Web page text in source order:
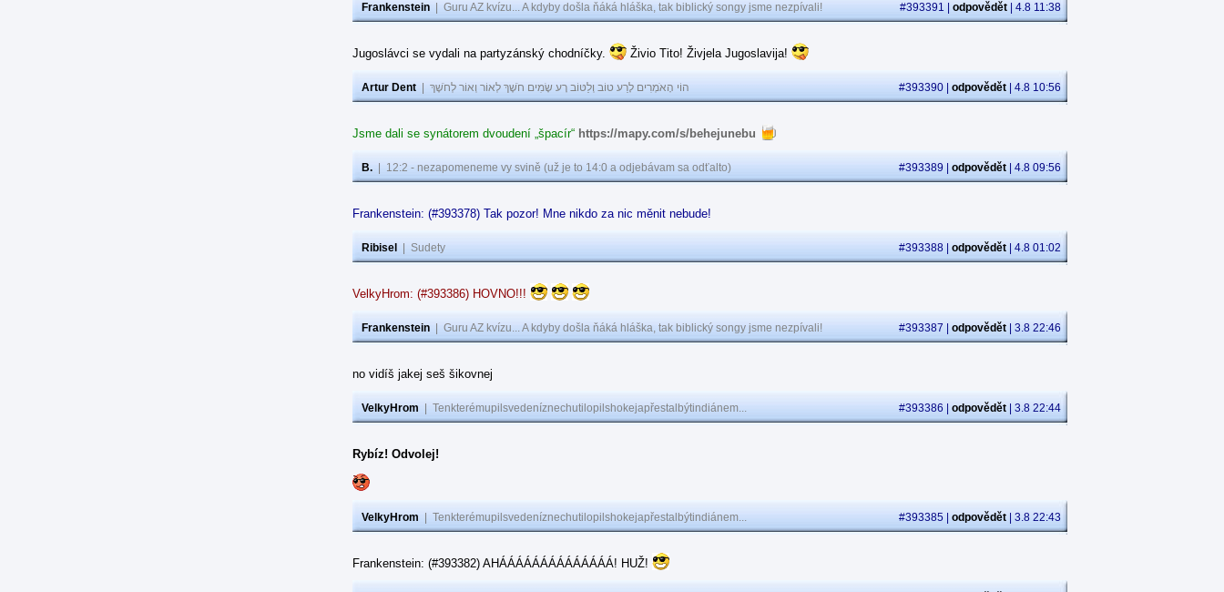
Frankenstein Guru AZ kvízu... A kdyby došla ňáká hláška, tak biblický songy jsme nezpívali! #393391 | odpovědět | 4.8 11:38
Jugoslávci se vydali na partyzánský chodníčky. Živio Tito! Živjela Jugoslavija!
Artur Dent הוֹי הָאֹמְרִים לָרַע טוֹב וְלַטּוֹב רָע שָׂמִים חֹשֶׁךְ לְאוֹר וְאוֹר לְחֹשֶׁךְ #393390 | odpovědět | 4.8 10:56
Jsme dali se synátorem dvoudení „špacír“ https://mapy.com/s/behejunebu
B. 12:2 - nezapomeneme vy svině (už je to 14:0 a odjebávam sa odťalto) #393389 | odpovědět | 4.8 09:56
Frankenstein: (#393378) Tak pozor! Mne nikdo za nic měnit nebude!
Ribisel Sudety #393388 | odpovědět | 4.8 01:02
VelkyHrom: (#393386) HOVNO!!!
Frankenstein Guru AZ kvízu... A kdyby došla ňáká hláška, tak biblický songy jsme nezpívali! #393387 | odpovědět | 3.8 22:46
no vidíš jakej seš šikovnej
VelkyHrom Tenkterémupilsvedeníznechutilopilshokejapřestalbýtindiánem... #393386 | odpovědět | 3.8 22:44
Rybíz! Odvolej!
VelkyHrom Tenkterémupilsvedeníznechutilopilshokejapřestalbýtindiánem... #393385 | odpovědět | 3.8 22:43
Frankenstein: (#393382) AHÁÁÁÁÁÁÁÁÁÁÁÁÁÁ! HUŽ!